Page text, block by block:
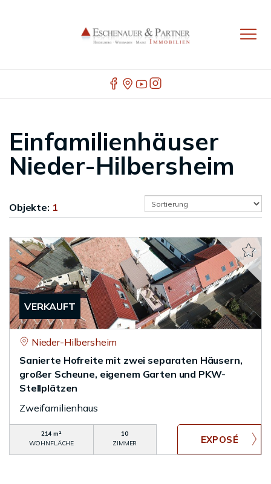
Einfamilienhäuser
Nieder-Hilbersheim
Objekte: 1
VERKAUFT
Nieder-Hilbersheim
Sanierte Hofreite mit zwei separaten Häusern,
großer Scheune, eigenem Garten und PKW-
Stellplätzen
Zweifamilienhaus
214 m²
WOHNFLÄCHE
10
ZIMMER